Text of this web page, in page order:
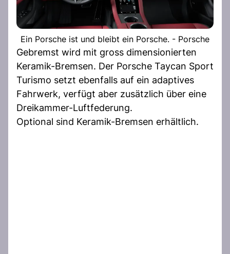
Ein Porsche ist und bleibt ein Porsche. - Porsche
Gebremst wird mit gross dimensionierten
Keramik-Bremsen. Der Porsche Taycan Sport
Turismo setzt ebenfalls auf ein adaptives
Fahrwerk, verfügt aber zusätzlich über eine
Dreikammer-Luftfederung.
Optional sind Keramik-Bremsen erhältlich.